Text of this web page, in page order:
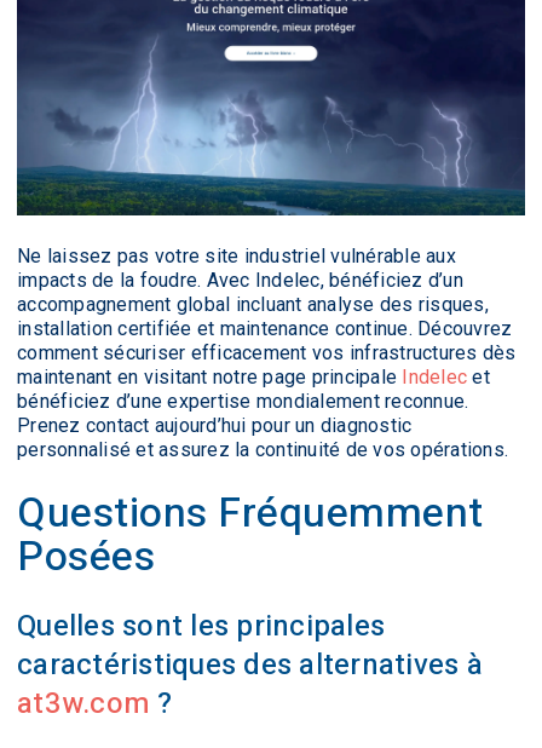
Ne laissez pas votre site industriel vulnérable aux
impacts de la foudre. Avec Indelec, bénéficiez d’un
accompagnement global incluant analyse des risques,
installation certifiée et maintenance continue. Découvrez
comment sécuriser efficacement vos infrastructures dès
maintenant en visitant notre page principale Indelec et
bénéficiez d’une expertise mondialement reconnue.
Prenez contact aujourd’hui pour un diagnostic
personnalisé et assurez la continuité de vos opérations.
Questions Fréquemment
Posées
Quelles sont les principales
caractéristiques des alternatives à
at3w.com ?